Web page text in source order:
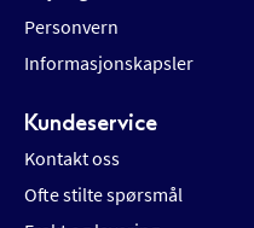
Personvern
Informasjonskapsler
Kundeservice
Kontakt oss
Ofte stilte spørsmål